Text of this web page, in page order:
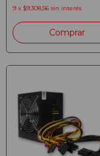
9 x $9.308,56 sin interés